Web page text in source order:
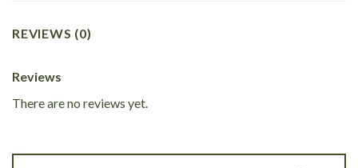
REVIEWS (0)
Reviews
There are no reviews yet.